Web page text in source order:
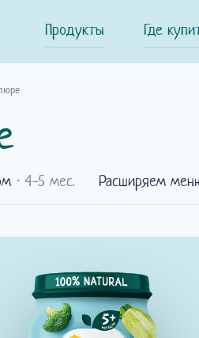
Продукты Где
⋅ 4-5 мес. Расширяем